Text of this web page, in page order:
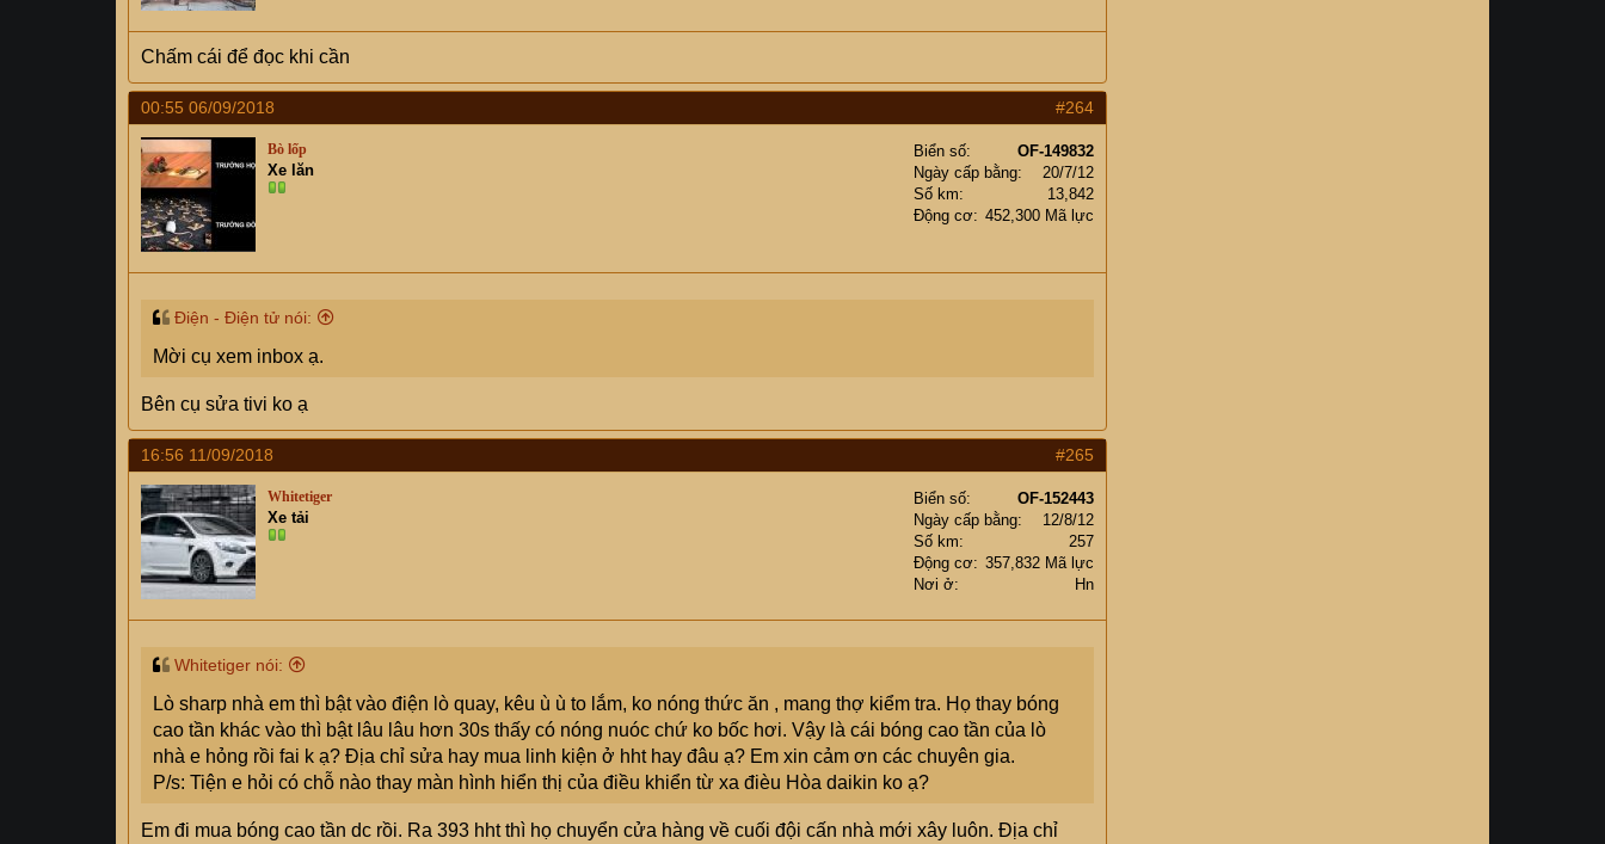
Chấm cái để đọc khi cần
00:55 06/09/2018 #264
Bò lốp
Xe lăn
Biển số
OF-149832
Ngày cấp bằng
20/7/12
Số km
13,842
Động cơ
452,300 Mã lực
Điện - Điện tử nói:
Mời cụ xem inbox ạ.
Bên cụ sửa tivi ko ạ
16:56 11/09/2018 #265
Whitetiger
Xe tải
Biển số
OF-152443
Ngày cấp bằng
12/8/12
Số km
257
Động cơ
357,832 Mã lực
Nơi ở
Hn
Whitetiger nói:
Lò sharp nhà em thì bật vào điện lò quay, kêu ù ù to lắm, ko nóng thức ăn , mang thợ kiểm tra. Họ thay bóng
cao tần khác vào thì bật lâu lâu hơn 30s thấy có nóng nuóc chứ ko bốc hơi. Vậy là cái bóng cao tần của lò
nhà e hỏng rồi fai k ạ? Địa chỉ sửa hay mua linh kiện ở hht hay đâu ạ? Em xin cảm ơn các chuyên gia.
P/s: Tiện e hỏi có chỗ nào thay màn hình hiển thị của điều khiển từ xa đièu Hòa daikin ko ạ?
Em đi mua bóng cao tần dc rồi. Ra 393 hht thì họ chuyển cửa hàng về cuối đội cấn nhà mới xây luôn. Địa chỉ